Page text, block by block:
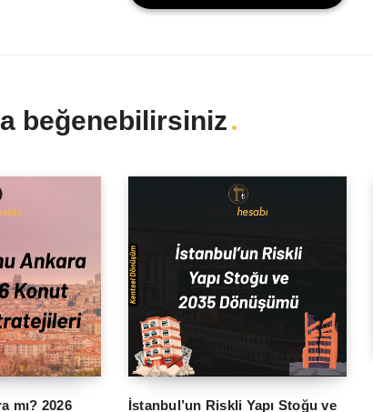
beğenebilirsiniz
mı? 2026 İstanbul’un Riskli Yapı Stoğu ve